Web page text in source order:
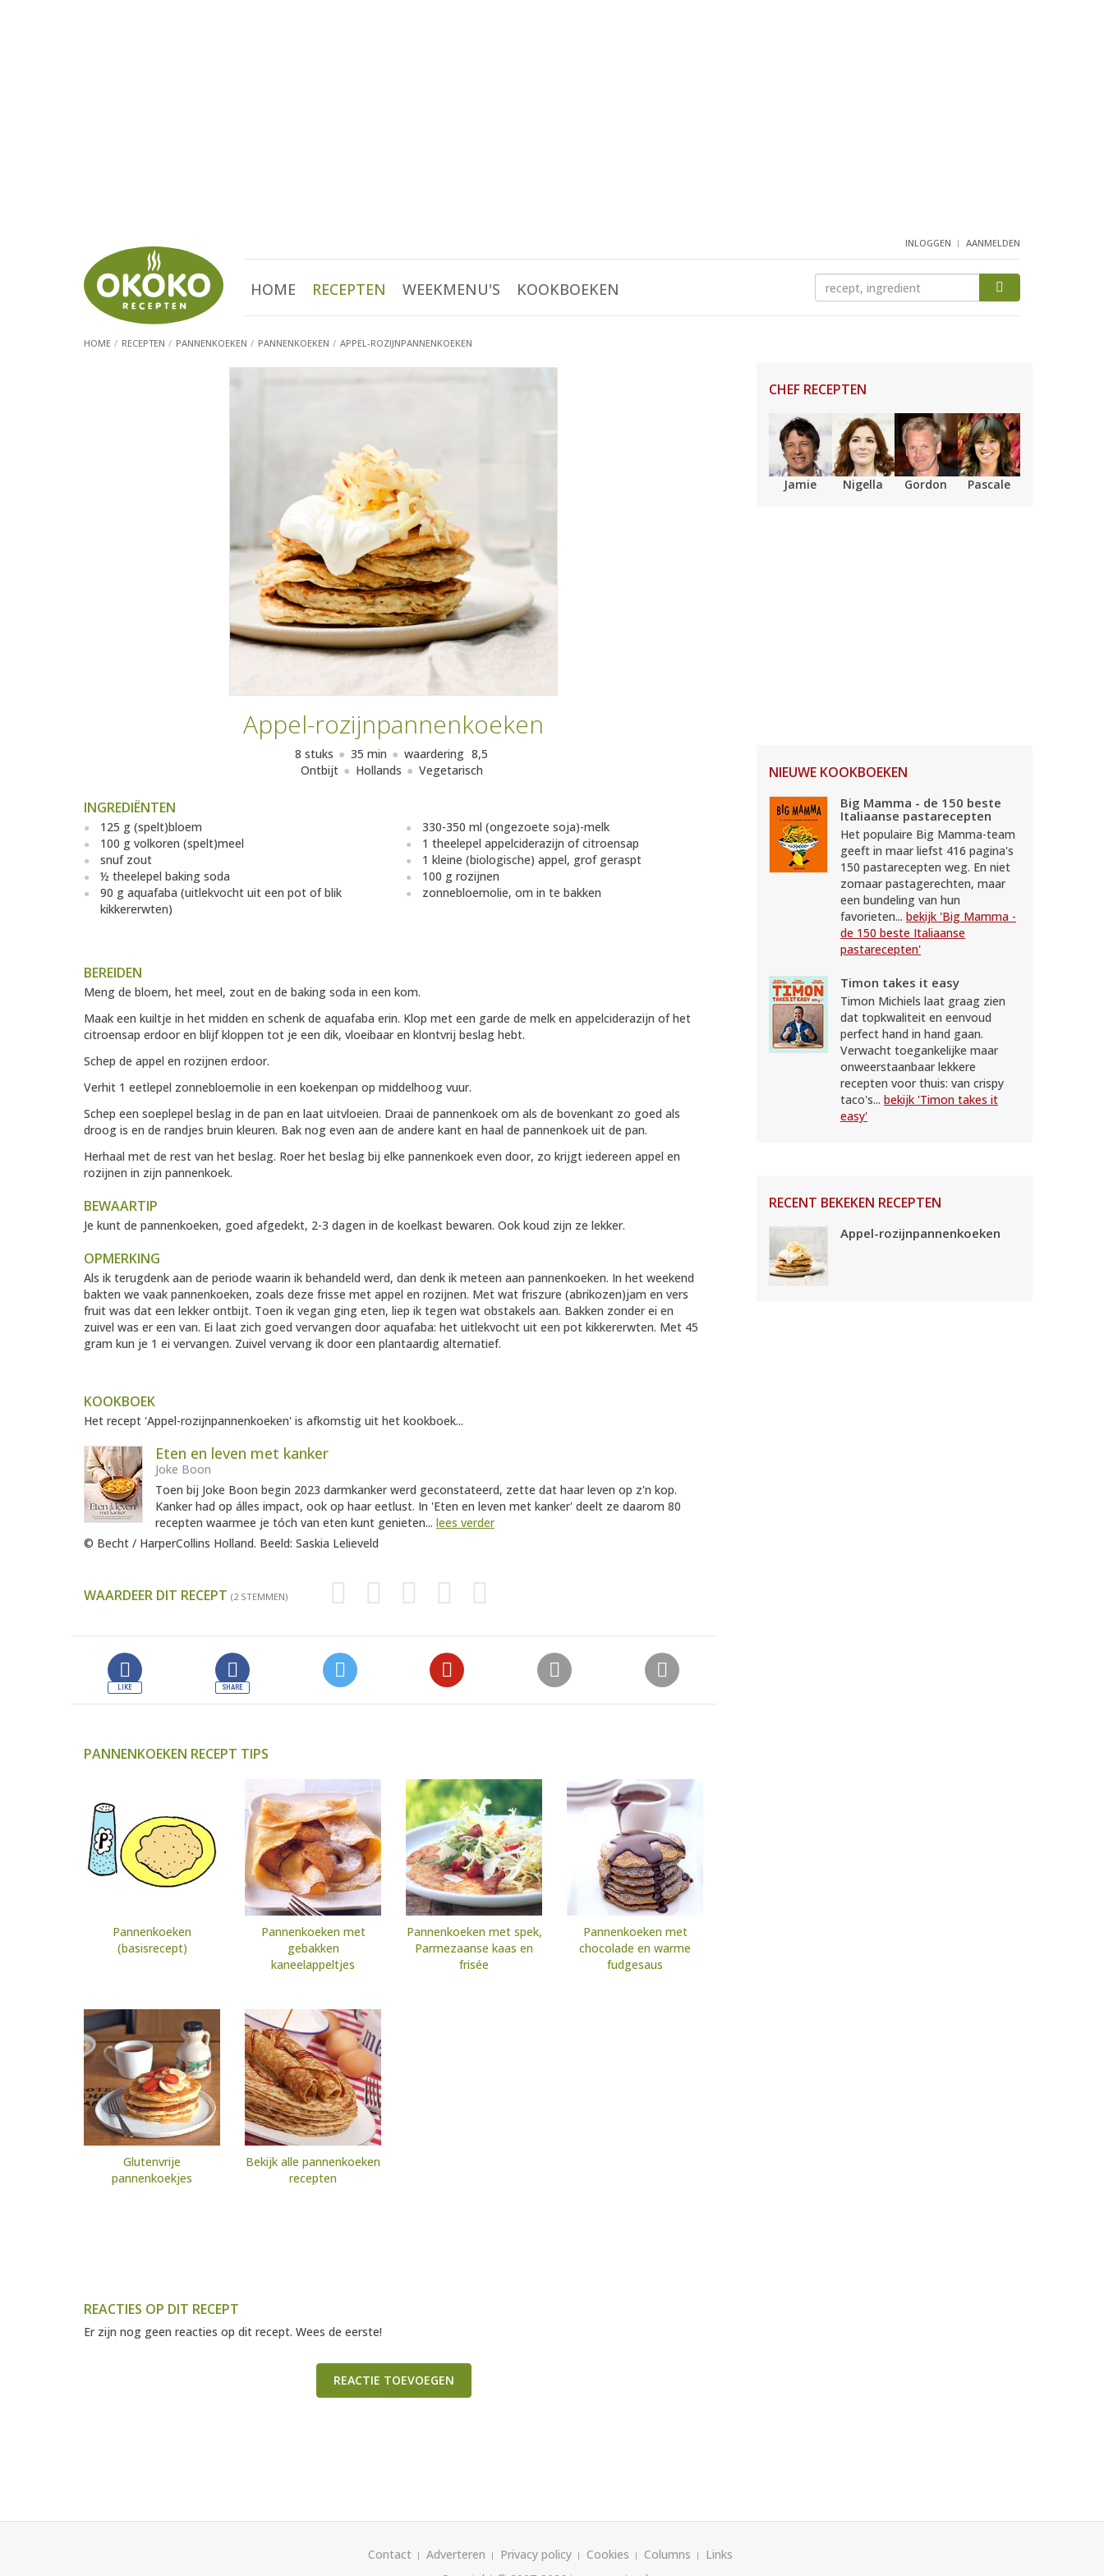
INLOGGEN AANMELDEN
HOME RECEPTEN WEEKMENU'S KOOKBOEKEN
HOME RECEPTEN PANNENKOEKEN PANNENKOEKEN APPEL-ROZIJNPANNENKOEKEN
Appel-rozijnpannenkoeken
8 stuks 35 min waardering 8,5
Ontbijt
Hollands Vegetarisch
INGREDIËNTEN
125 g (spelt)bloem
100 g volkoren (spelt)meel
snuf zout
½ theelepel baking soda
90 g aquafaba (uitlekvocht uit een pot of blik
kikkererwten)
330-350 ml (ongezoete soja)-melk
1 theelepel appelciderazijn of citroensap
1 kleine (biologische) appel, grof geraspt
100 g rozijnen
zonnebloemolie, om in te bakken
BEREIDEN
Meng de bloem, het meel, zout en de baking soda in een kom.
Maak een kuiltje in het midden en schenk de aquafaba erin. Klop met een garde de melk en appelciderazijn of het
citroensap erdoor en blijf kloppen tot je een dik, vloeibaar en klontvrij beslag hebt.
Schep de appel en rozijnen erdoor.
Verhit 1 eetlepel zonnebloemolie in een koekenpan op middelhoog vuur.
Schep een soeplepel beslag in de pan en laat uitvloeien. Draai de pannenkoek om als de bovenkant zo goed als
droog is en de randjes bruin kleuren. Bak nog even aan de andere kant en haal de pannenkoek uit de pan.
Herhaal met de rest van het beslag. Roer het beslag bij elke pannenkoek even door, zo krijgt iedereen appel en
rozijnen in zijn pannenkoek.
BEWAARTIP
Je kunt de pannenkoeken, goed afgedekt, 2-3 dagen in de koelkast bewaren. Ook koud zijn ze lekker.
OPMERKING
Als ik terugdenk aan de periode waarin ik behandeld werd, dan denk ik meteen aan pannenkoeken. In het weekend
bakten we vaak pannenkoeken, zoals deze frisse met appel en rozijnen. Met wat friszure (abrikozen)jam en vers
fruit was dat een lekker ontbijt. Toen ik vegan ging eten, liep ik tegen wat obstakels aan. Bakken zonder ei en
zuivel was er een van. Ei laat zich goed vervangen door aquafaba: het uitlekvocht uit een pot kikkererwten. Met 45
gram kun je 1 ei vervangen. Zuivel vervang ik door een plantaardig alternatief.
KOOKBOEK
Het recept 'Appel-rozijnpannenkoeken' is afkomstig uit het kookboek...
Eten en leven met kanker
Joke Boon
Toen bij Joke Boon begin 2023 darmkanker werd geconstateerd, zette dat haar leven op z'n kop.
Kanker had op álles impact, ook op haar eetlust. In 'Eten en leven met kanker' deelt ze daarom 80
recepten waarmee je tóch van eten kunt genieten... lees verder
© Becht / HarperCollins Holland. Beeld: Saskia Lelieveld
WAARDEER DIT RECEPT (2 STEMMEN)
PANNENKOEKEN RECEPT TIPS
Pannenkoeken
(basisrecept)
Pannenkoeken met
gebakken
kaneelappeltjes
Pannenkoeken met spek,
Parmezaanse kaas en
frisée
Pannenkoeken met
chocolade en warme
fudgesaus
Glutenvrije
pannenkoekjes
Bekijk alle pannenkoeken
recepten
REACTIES OP DIT RECEPT
Er zijn nog geen reacties op dit recept. Wees de eerste!
REACTIE TOEVOEGEN
CHEF RECEPTEN
Jamie Nigella Gordon Pascale
NIEUWE KOOKBOEKEN
Big Mamma - de 150 beste
Italiaanse pastarecepten
Het populaire Big Mamma-team
geeft in maar liefst 416 pagina's
150 pastarecepten weg. En niet
zomaar pastagerechten, maar
een bundeling van hun
favorieten... bekijk 'Big Mamma -
de 150 beste Italiaanse
pastarecepten'
Timon takes it easy
Timon Michiels laat graag zien
dat topkwaliteit en eenvoud
perfect hand in hand gaan.
Verwacht toegankelijke maar
onweerstaanbaar lekkere
recepten voor thuis: van crispy
taco's... bekijk 'Timon takes it
easy'
RECENT BEKEKEN RECEPTEN
Appel-rozijnpannenkoeken
Contact Adverteren Privacy policy Cookies Columns
Links